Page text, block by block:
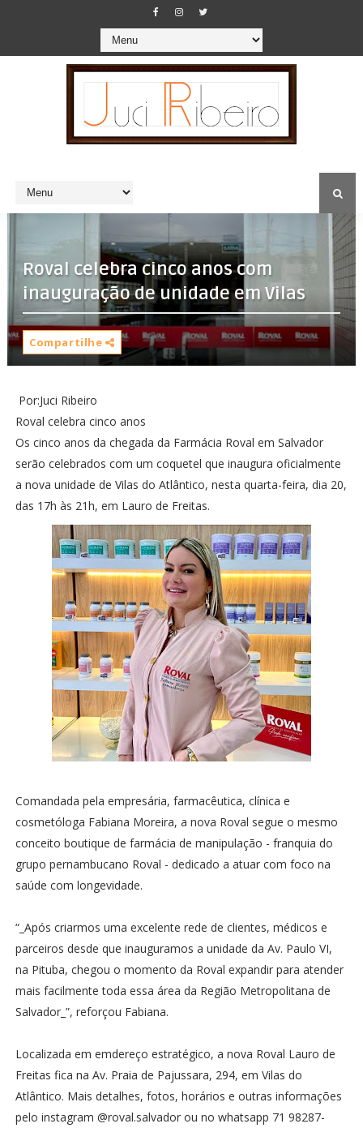
Roval celebra cinco anos com
inauguração de unidade em Vilas
Compartilhe
Por:Juci Ribeiro
Roval celebra cinco anos
Os cinco anos da chegada da Farmácia Roval em Salvador
serão celebrados com um coquetel que inaugura oficialmente
a nova unidade de Vilas do Atlântico, nesta quarta-feira, dia 20,
das 17h às 21h, em Lauro de Freitas.
Comandada pela empresária, farmacêutica, clínica e
cosmetóloga Fabiana Moreira, a nova Roval segue o mesmo
conceito boutique de farmácia de manipulação - franquia do
grupo pernambucano Roval - dedicado a atuar com foco na
saúde com longevidade.
“_Após criarmos uma excelente rede de clientes, médicos e
parceiros desde que inauguramos a unidade da Av. Paulo VI,
na Pituba, chegou o momento da Roval expandir para atender
mais facilmente toda essa área da Região Metropolitana de
Salvador_”, reforçou Fabiana.
Localizada em emdereço estratégico, a nova Roval Lauro de
Freitas fica na Av. Praia de Pajussara, 294, em Vilas do
Atlântico. Mais detalhes, fotos, horários e outras informações
pelo instagram @roval.salvador ou no whatsapp 71 98287-